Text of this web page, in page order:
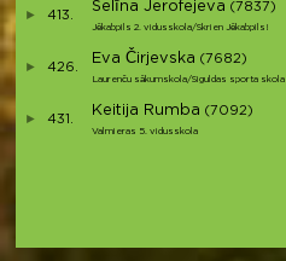
413.
Selīna Jerofejeva (7837)
Jēkabpils 2. vidusskola/Skrien Jēkabpils!
426.
Eva Čirjevska (7682)
Laurenču sākumskola/Siguldas sporta skola
431.
Keitija Rumba (7092)
Valmieras 5. vidusskola